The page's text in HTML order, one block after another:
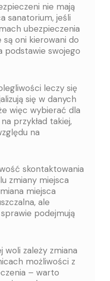
nie mają
sanatorium, jeśli
ubezpieczenia
są oni kierowani do
podstawie swojego
leczy się
się w danych
więc wybierać dla
przykład takiej,
na
skontaktowania
zmiany miejsca
miejsca
ale
podejmują
woli zależy zmiana
możliwości z
– warto